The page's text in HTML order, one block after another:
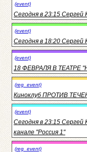
(event)
Сегодня в 23:15 Сергей
(event)
Сегодня в 18:20 Сергей
(event)
18 ФЕВРАЛЯ В ТЕАТРЕ
(reg_event)
Киноклуб ПРОТИВ
(event)
Сегодня в 23:15 Сергей
канале "Россия 1"
(reg_event)